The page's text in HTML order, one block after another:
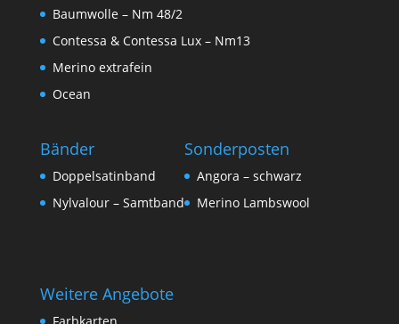
Baumwolle – Nm 48/2
Contessa & Contessa Lux – Nm13
Merino extrafein
Ocean
Bänder
Doppelsatinband
Nylvalour – Samtband
Sonderposten
Angora – schwarz
Merino Lambswool
Weitere Angebote